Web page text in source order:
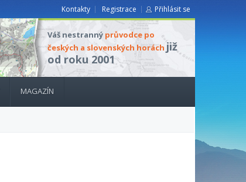
Kontakty Registrace Přihlásit se
Váš nestranný průvodce po
českých a slovenských horách již
od roku 2001
MAGAZÍN